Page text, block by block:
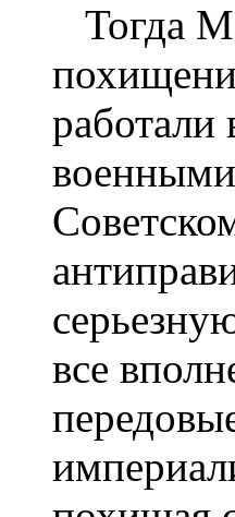
Тогда
военными
все